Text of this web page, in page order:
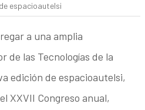
espacioautelsi
a una amplia
de las Tecnologías de la
edición de espacioautelsi,
XXVII Congreso anual,